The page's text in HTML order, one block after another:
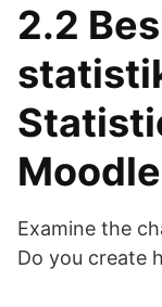
2.2
Examine the
Do you create